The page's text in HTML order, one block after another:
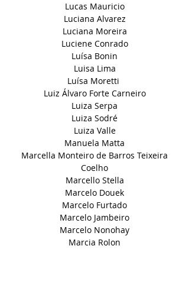
Lucas Mauricio
Luciana Alvarez
Luciana Moreira
Luciene Conrado
Luísa Bonin
Luisa Lima
Luísa Moretti
Luiz Álvaro Forte Carneiro
Luiza Serpa
Luiza Sodré
Luiza Valle
Manuela Matta
Marcella Monteiro de Barros Teixeira
Coelho
Marcello Stella
Marcelo Douek
Marcelo Furtado
Marcelo Jambeiro
Marcelo Nonohay
Marcia Rolon